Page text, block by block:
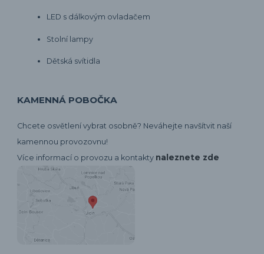
LED s dálkovým ovladačem
Stolní lampy
Dětská svítidla
KAMENNÁ POBOČKA
Chcete osvětlení vybrat osobně? Neváhejte navšítvit naší
kamennou provozovnu!
Více informací o provozu a kontakty naleznete zde